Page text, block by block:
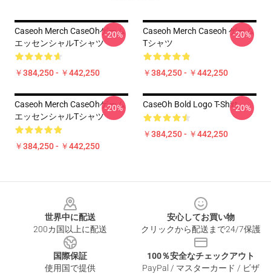
Caseoh Merch CaseOhゲーム
エッセンシャルTシャツ
￥384,250 - ￥442,250
-20%
Caseoh Merch Caseoh ゲーム
Tシャツ
￥384,250 - ￥442,250
-20%
Caseoh Merch CaseOhゲーム
エッセンシャルTシャツ
￥384,250 - ￥442,250
-20% CaseOh Bold Logo T-Shirt
￥384,250 - ￥442,250
-20%
世界中に配送
200カ国以上に配送
安心してお買い物
クリックから配送まで24/7保護
国際保証
使用国で提供
100％安全なチェックアウト
PayPal / マスターカード / ビザ